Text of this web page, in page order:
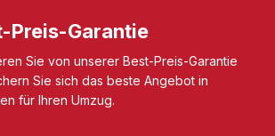
Preis-Garantie
Sie von unserer Best-Preis-Garantie
Sie sich das beste Angebot in
für Ihren Umzug.